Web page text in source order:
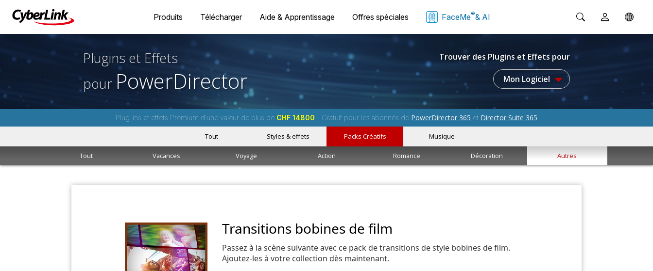
Produits Télécharger Aide & Apprentissage Offres spéciales FaceMe®& AI
Plugins et Effets
pour PowerDirector
Trouver des Plugins et Effets pour
Mon Logiciel
Plug-ins et effets Premium d'une valeur de plus de CHF 14800 - Gratuit pour les abonnés de PowerDirector 365 et Director Suite 365
Tout Styles & effets Packs Créatifs Musique
Tout Vacances Voyage Action Romance Décoration Autres
Transitions bobines de film
Passez à la scène suivante avec ce pack de transitions de style bobines de film.
Ajoutez-les à votre collection dès maintenant.